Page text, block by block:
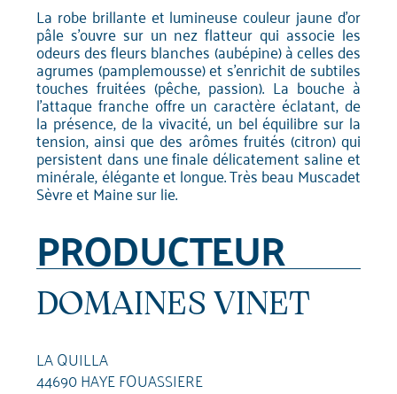
La robe brillante et lumineuse couleur jaune d'or
pâle s'ouvre sur un nez flatteur qui associe les
odeurs des fleurs blanches (aubépine) à celles des
agrumes (pamplemousse) et s'enrichit de subtiles
touches fruitées (pêche, passion). La bouche à
l'attaque franche offre un caractère éclatant, de
la présence, de la vivacité, un bel équilibre sur la
tension, ainsi que des arômes fruités (citron) qui
persistent dans une finale délicatement saline et
minérale, élégante et longue. Très beau Muscadet
Sèvre et Maine sur lie.
PRODUCTEUR
DOMAINES VINET
LA QUILLA
44690 HAYE FOUASSIERE